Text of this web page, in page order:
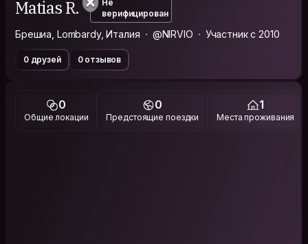
Matias R.
Не
верифицирован
Брешиа, Lombardy, Италия @NIRVIO Участник с 2010
0 друзей 0 отзывов
0
Общие локации
0
Предстоящие поездки
1
Места проживания